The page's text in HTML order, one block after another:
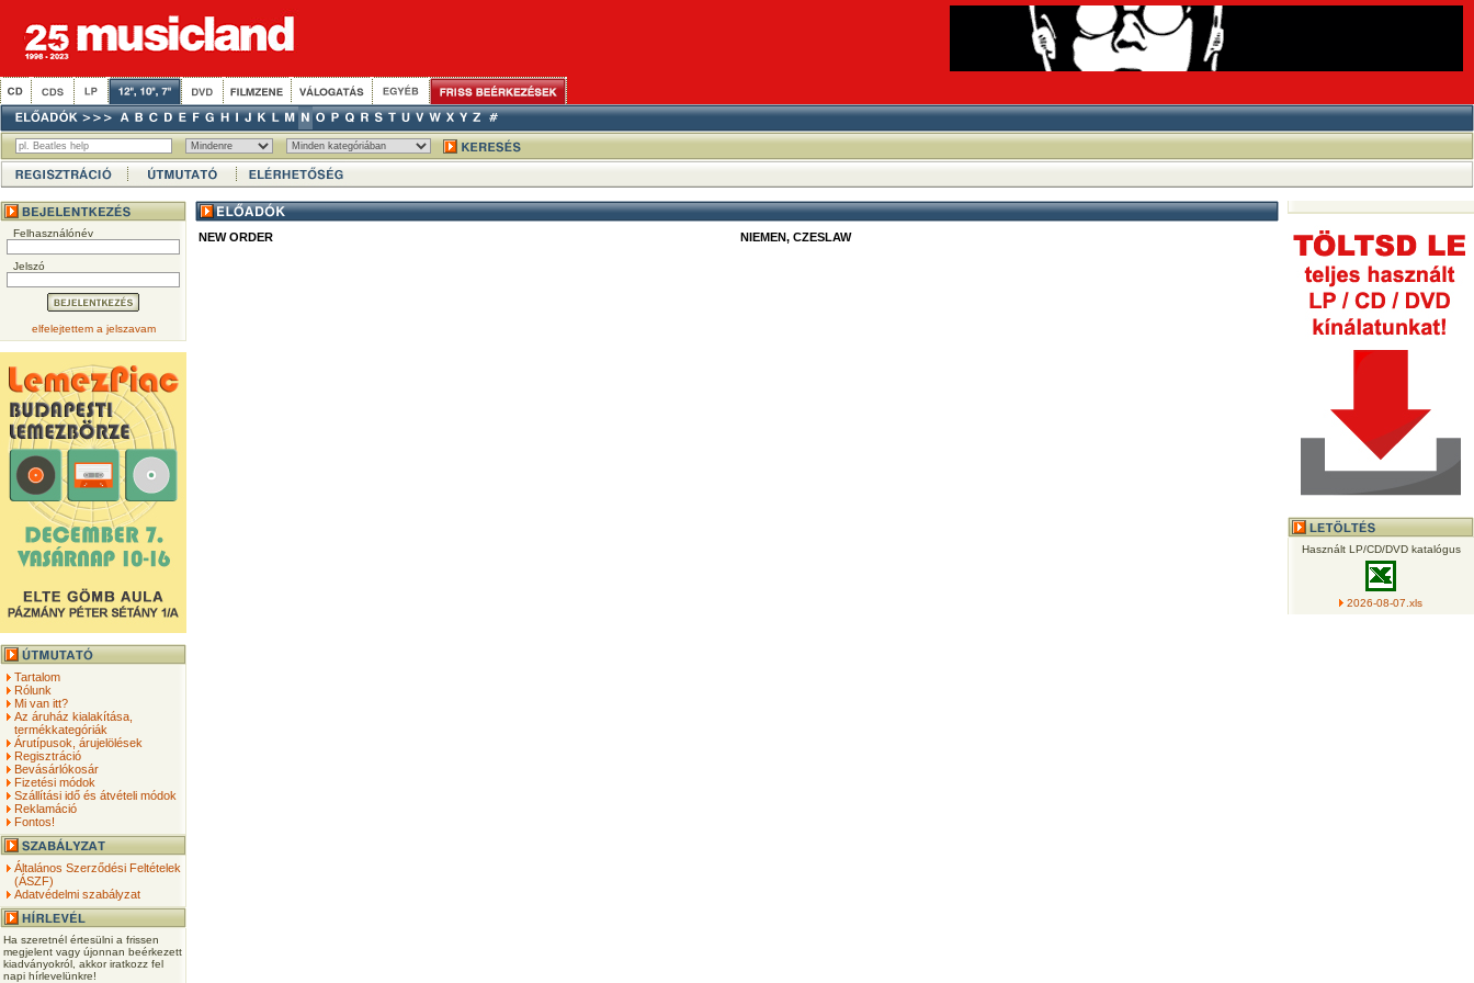
Felhasználónév
Jelszó
elfelejtettem a jelszavam
Tartalom
Rólunk
Mi van itt?
Az áruház kialakítása,
termékkategóriák
Árutípusok, árujelölések
Regisztráció
Bevásárlókosár
Fizetési módok
Szállítási idő és átvételi módok
Reklamáció
Fontos!
Általános Szerződési Feltételek
(ÁSZF)
Adatvédelmi szabályzat
Ha szeretnél értesülni a frissen
megjelent vagy újonnan beérkezett
kiadványokról, akkor iratkozz fel
napi hírlevelünkre!
NEW ORDER NIEMEN, CZESLAW
Használt LP/CD/DVD katalógus
2026-08-07.xls